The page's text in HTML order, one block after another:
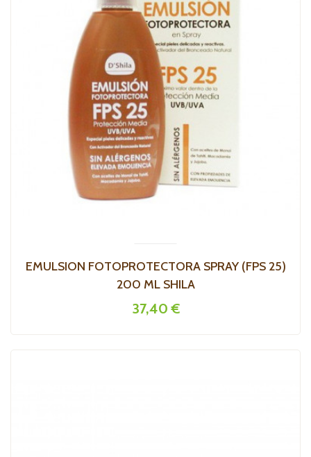
EMULSION FOTOPROTECTORA SPRAY (FPS 25)
200 ML SHILA
37,40 €